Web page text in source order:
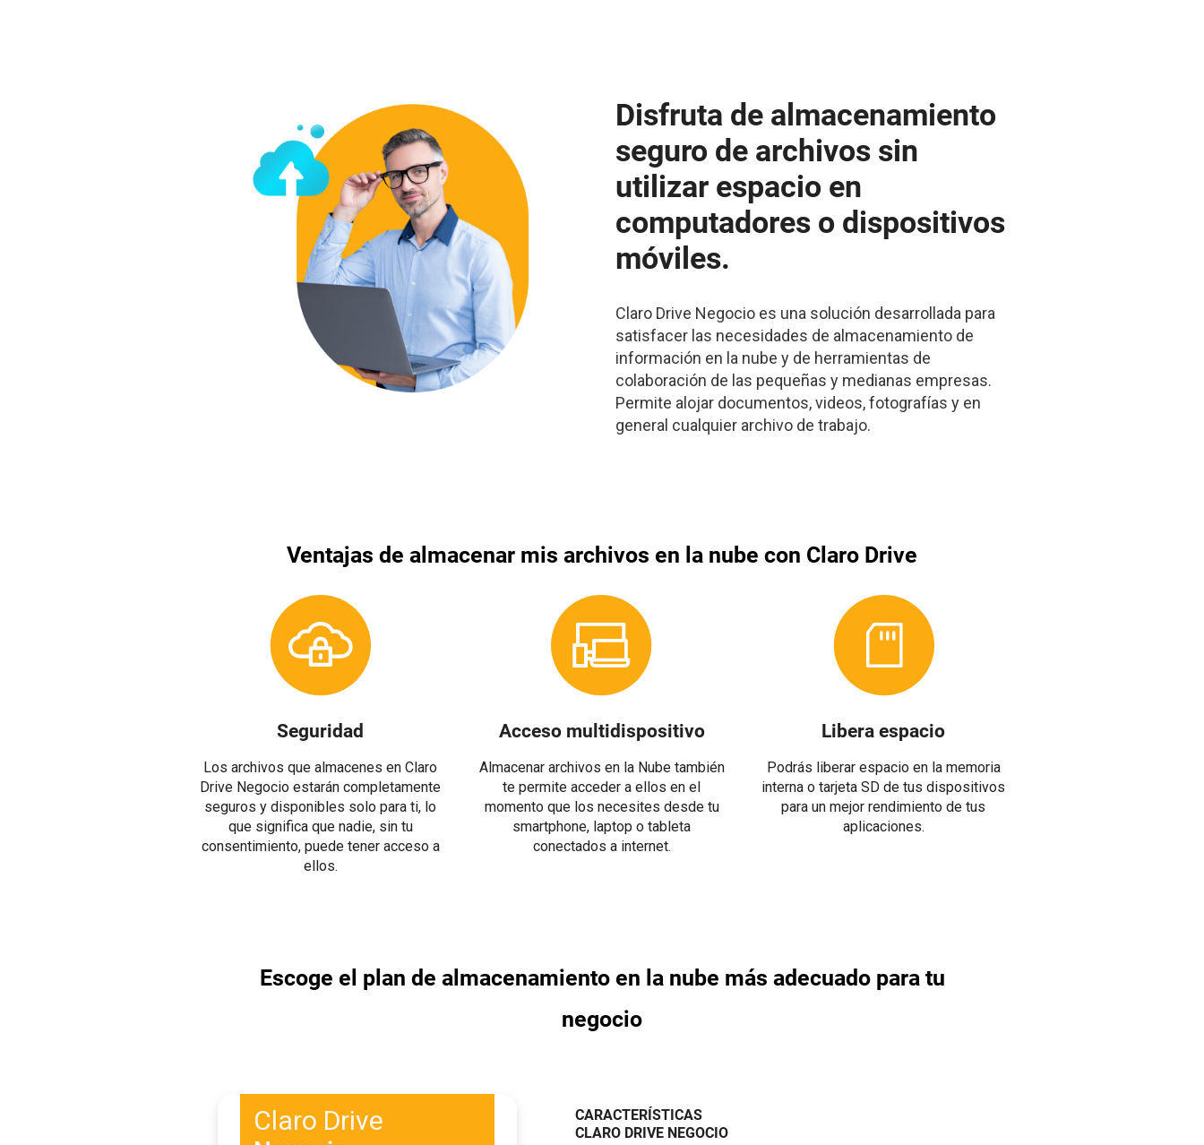
Disfruta de almacenamiento
seguro de archivos sin
utilizar espacio en
computadores o dispositivos
móviles.
Claro Drive Negocio es una solución desarrollada para
satisfacer las necesidades de almacenamiento de
información en la nube y de herramientas de
colaboración de las pequeñas y medianas empresas.
Permite alojar documentos, videos, fotografías y en
general cualquier archivo de trabajo.
Ventajas de almacenar mis archivos en la nube con Claro Drive
Seguridad
Los archivos que almacenes en Claro
Drive Negocio estarán completamente
seguros y disponibles solo para ti, lo
que significa que nadie, sin tu
consentimiento, puede tener acceso a
ellos.
Acceso multidispositivo
Almacenar archivos en la Nube también
te permite acceder a ellos en el
momento que los necesites desde tu
smartphone, laptop o tableta
conectados a internet.
Libera espacio
Podrás liberar espacio en la memoria
interna o tarjeta SD de tus dispositivos
para un mejor rendimiento de tus
aplicaciones.
Escoge el plan de almacenamiento en la nube más adecuado para tu
negocio
Claro Drive
CARACTERÍSTICAS
CLARO DRIVE NEGOCIO